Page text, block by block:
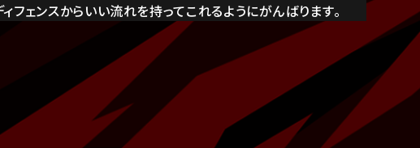
フェンスからいい流れを持ってこれるようにがんばります。